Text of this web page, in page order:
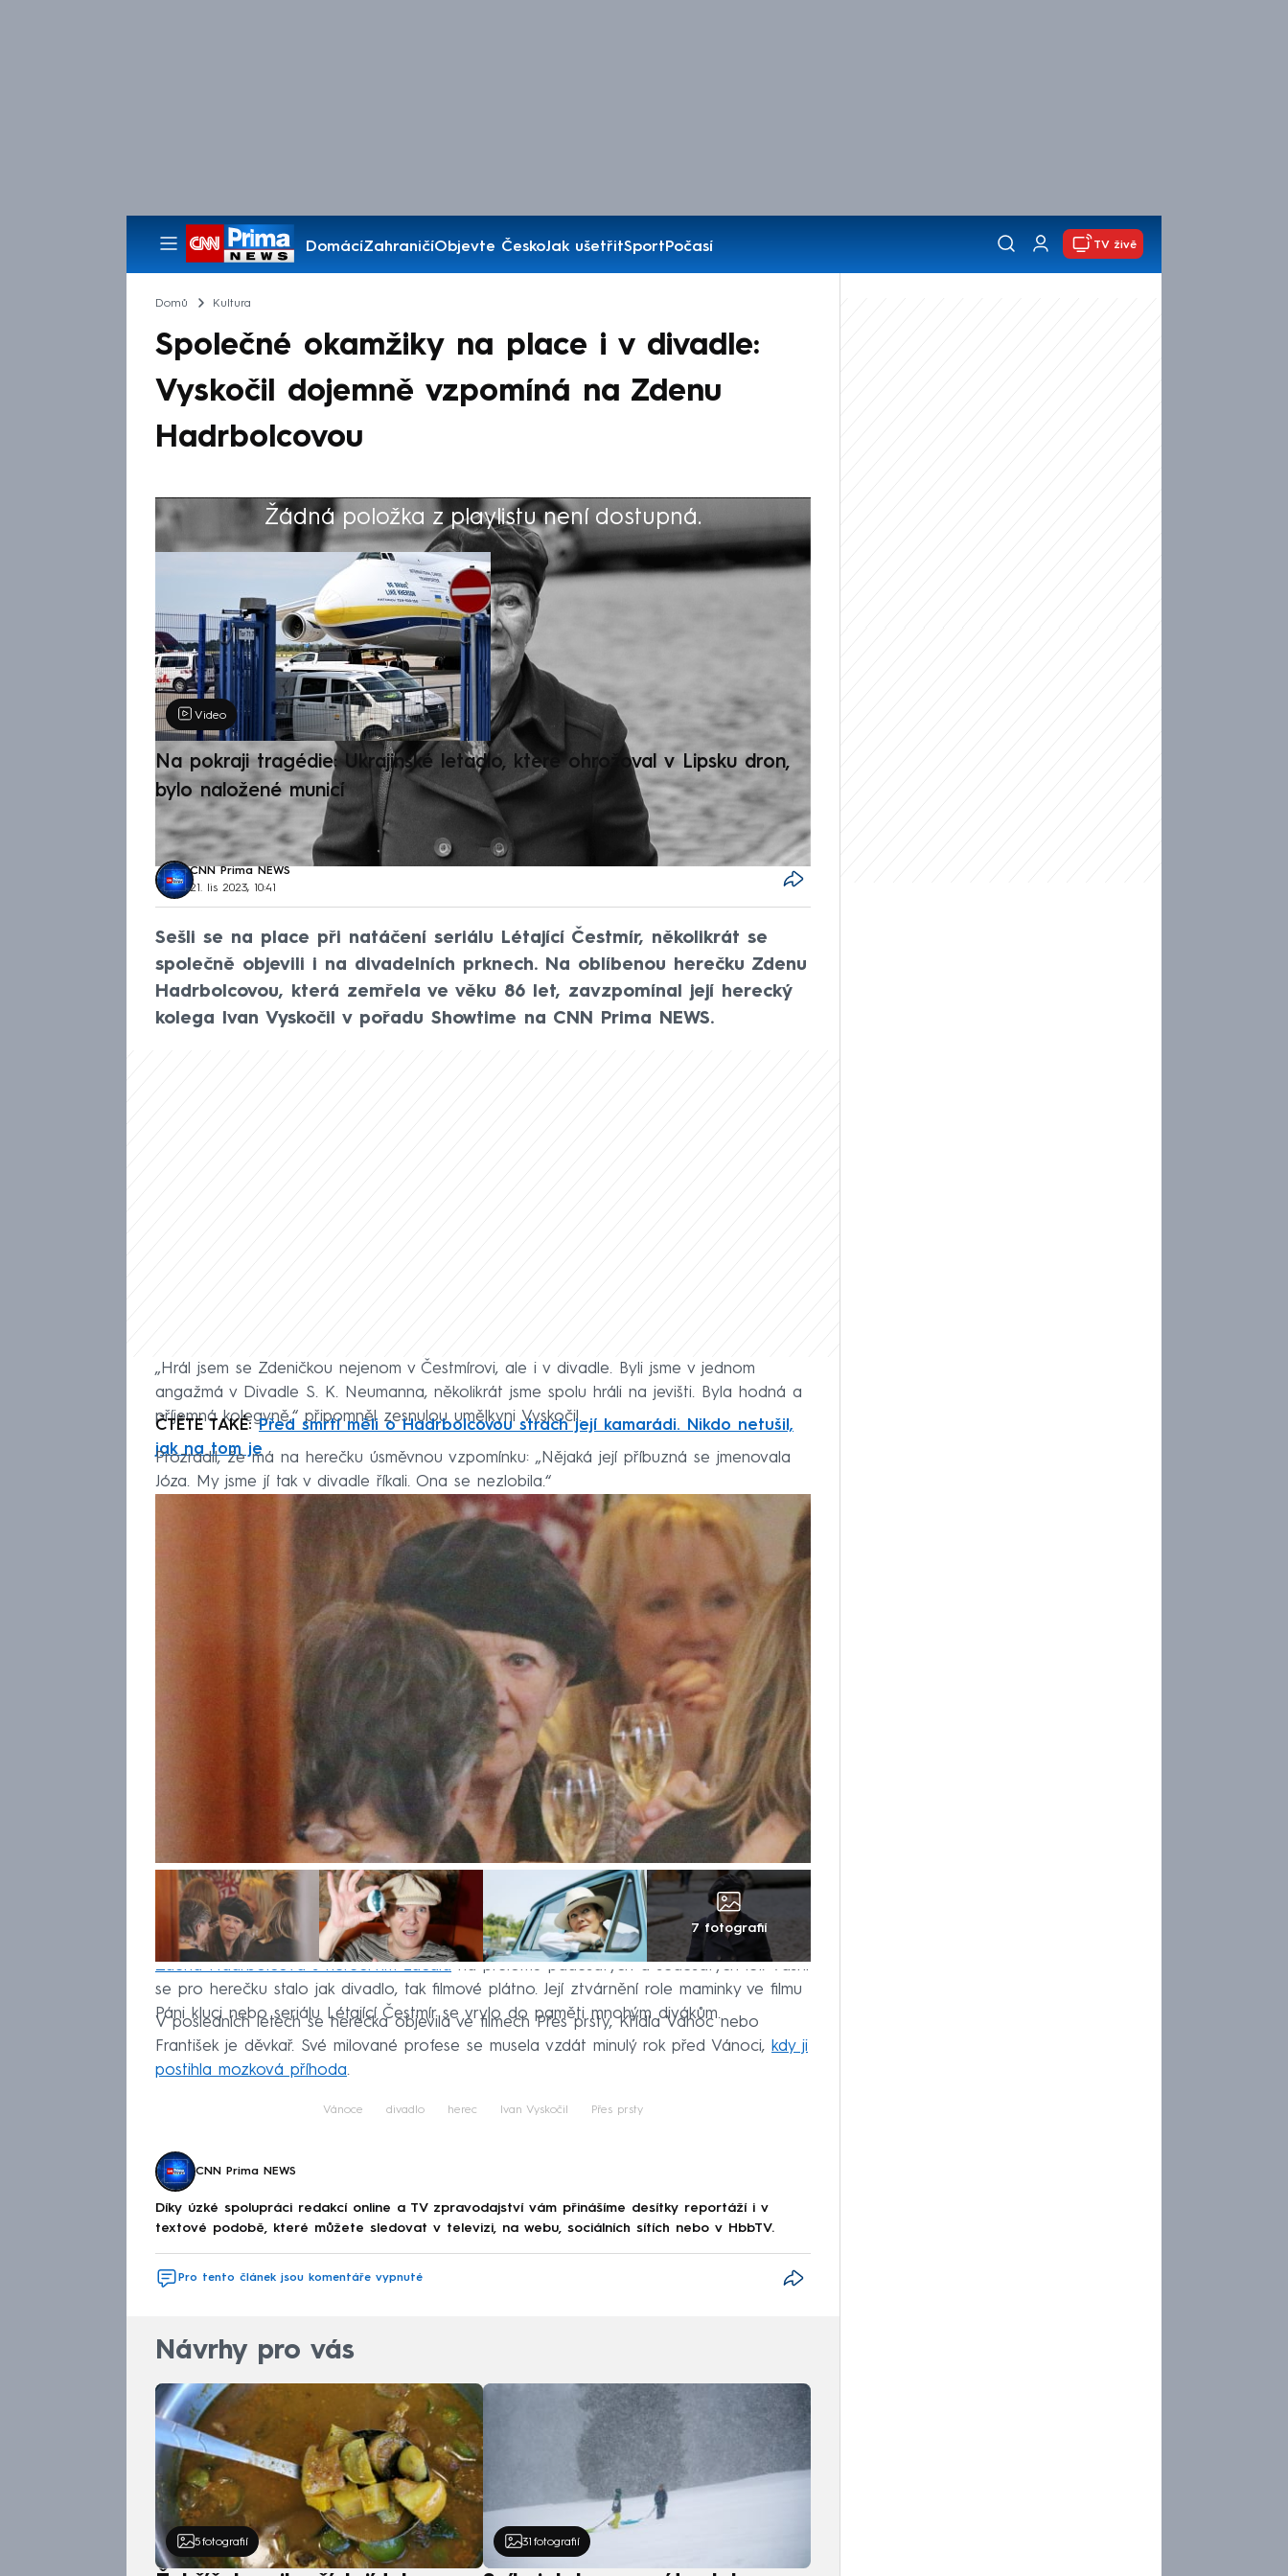
DomácíZahraničíObjevte ČeskoJak ušetřitSportPočasí
Pořady
TV živě
Domů Kultura
Společné okamžiky na place i v divadle:
Vyskočil dojemně vzpomíná na Zdenu
Hadrbolcovou
Žádná položka z playlistu není dostupná.
Výběr redakce
Video
Na pokraji tragédie: Ukrajinské letadlo, které ohrožoval v Lipsku dron,
bylo naložené municí
CNN Prima NEWS
21. lis 2023, 10:41
Sešli se na place při natáčení seriálu Létající Čestmír, několikrát se
společně objevili i na divadelních prknech. Na oblíbenou herečku Zdenu
Hadrbolcovou, která zemřela ve věku 86 let, zavzpomínal její herecký
kolega Ivan Vyskočil v pořadu Showtime na CNN Prima NEWS.
„Hrál jsem se Zdeničkou nejenom v Čestmírovi, ale i v divadle. Byli jsme v jednom
angažmá v Divadle S. K. Neumanna, několikrát jsme spolu hráli na jevišti. Byla hodná a
příjemná kolegyně,“ připomněl zesnulou umělkyni Vyskočil.
ČTĚTE TAKÉ:Před smrtí měli o Hadrbolcovou strach její kamarádi. Nikdo netušil,
jak na tom je
Prozradil, že má na herečku úsměvnou vzpomínku: „Nějaká její příbuzná se jmenovala
Józa. My jsme jí tak v divadle říkali. Ona se nezlobila.“
7 fotografií
Zdena Hadrbolcová s herectvím začalana přelomu padesátých a šedesátých let. Vášní
se pro herečku stalo jak divadlo, tak filmové plátno. Její ztvárnění role maminky ve filmu
Páni kluci nebo seriálu Létající Čestmír se vrylo do paměti mnohým divákům.
V posledních letech se herečka objevila ve filmech Přes prsty, Křídla Vánoc nebo
František je děvkař. Své milované profese se musela vzdát minulý rok před Vánoci, kdy ji
postihla mozková příhoda.
Vánoce divadlo herec Ivan Vyskočil Přes prsty
CNN Prima NEWS
Díky úzké spolupráci redakcí online a TV zpravodajství vám přinášíme desítky reportáží i v
textové podobě, které můžete sledovat v televizi, na webu, sociálních sítích nebo v HbbTV.
Pro tento článek jsou komentáře vypnuté
Návrhy pro vás
5 fotografií 31 fotografií